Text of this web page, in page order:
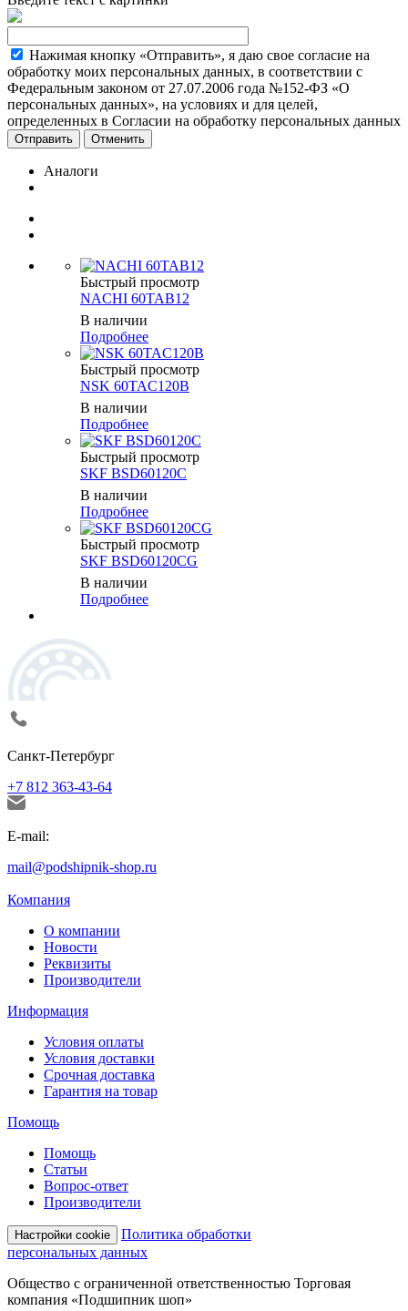
Нажимая кнопку «Отправить», я даю свое согласие на
обработку моих персональных данных, в соответствии с
Федеральным законом от 27.07.2006 года №152-ФЗ «О
персональных данных», на условиях и для целей,
определенных в Согласии на обработку персональных данных
Отменить
Аналоги
Быстрый просмотр
NACHI 60TAB12
В наличии
Подробнее
Быстрый просмотр
NSK 60TAC120B
В наличии
Подробнее
Быстрый просмотр
SKF BSD60120C
В наличии
Подробнее
Быстрый просмотр
SKF BSD60120CG
В наличии
Подробнее
Санкт-Петербург
+7 812 363-43-64
E-mail:
mail@podshipnik-shop.ru
Компания
О компании
Новости
Реквизиты
Производители
Информация
Условия оплаты
Условия доставки
Срочная доставка
Гарантия на товар
Помощь
Помощь
Статьи
Вопрос-ответ
Производители
Настройки cookie
Политика обработки
персональных данных
Общество с ограниченной ответственностью Торговая
компания «Подшипник шоп»